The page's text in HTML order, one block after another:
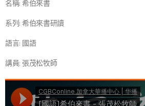
名稱: 希伯來書
系列: 希伯來書研讀
語言: 國語
講員: 張茂松牧師